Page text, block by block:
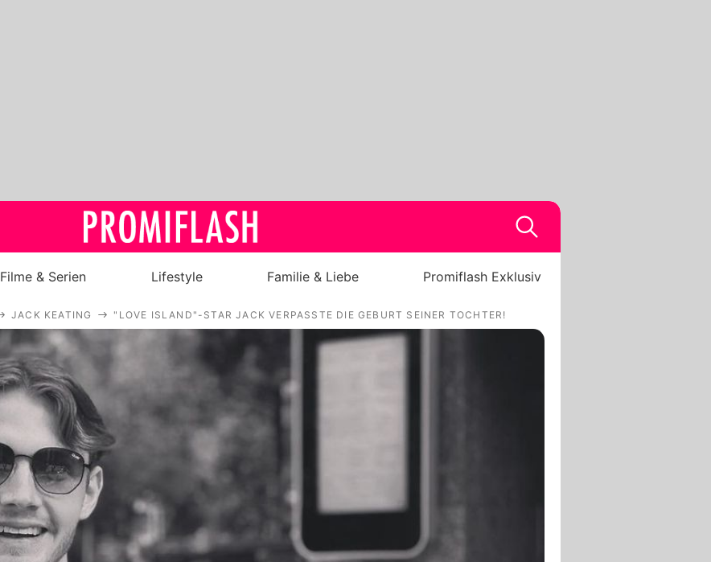
Royals
Filme & Serien
Lifestyle
Familie & Liebe
Alle Themen auf Promiflash
Filme & Serien Lifestyle Familie & Liebe Promiflash Exklusiv
JACK KEATING "LOVE ISLAND"-STAR JACK VERPASSTE DIE GEBURT SEINER TOCHTER!